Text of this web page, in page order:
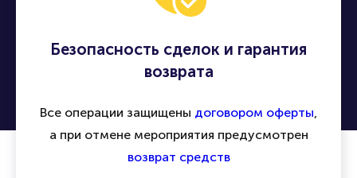
Безопасность сделок и гарантия
возврата
Все операции защищены договором оферты,
а при отмене мероприятия предусмотрен
возврат средств